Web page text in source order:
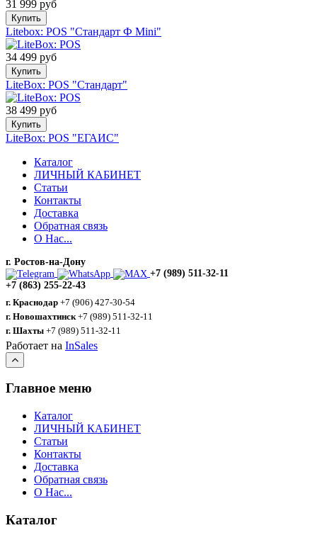
31 999 руб
Купить
Litebox: POS "Стандарт Ф Mini"
34 499 руб
Купить
LiteBox: POS "Стандарт"
38 499 руб
Купить
LiteBox: POS "ЕГАИС"
Каталог
ЛИЧНЫЙ КАБИНЕТ
Статьи
Контакты
Доставка
Обратная связь
О Нас...
г. Ростов-на-Дону
+7 (989) 511-32-11
+7 (863) 255-22-43
г. Краснодар +7 (906) 427-30-54
г. Новошахтинск +7 (989) 511-32-11
г. Шахты +7 (989) 511-32-11
Работает на InSales
Главное меню
Каталог
ЛИЧНЫЙ КАБИНЕТ
Статьи
Контакты
Доставка
Обратная связь
О Нас...
Каталог